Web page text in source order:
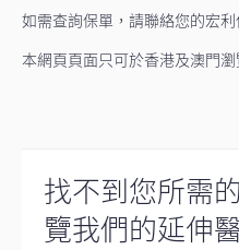
如需查詢保單，請聯絡您的宏利
本網頁頁面只可於香港及澳門
找不到您所需
覽我們的延伸